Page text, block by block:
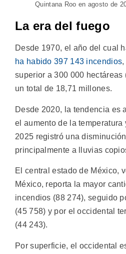
Quintana Roo en agosto de
La era del fuego
Desde 1970, el año del cual
ha habido 397 143 incendios
superior a 300 000 hectáreas
un total de 18,71 millones.
Desde 2020, la tendencia es
el aumento de la temperatura
2025 registró una
principalmente a lluvias
El central estado de México,
México, reporta la mayor
incendios (88 274), seguido
(45 758) y por el occidental
(44 243).
Por superficie, el occidental